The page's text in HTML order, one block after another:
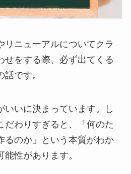
リニューアルについてクラ
せをする際、必ず出てくる
です。
いいに決まっています。し
だわりすぎると、「何のた
るのか」という本質がわか
性があります。